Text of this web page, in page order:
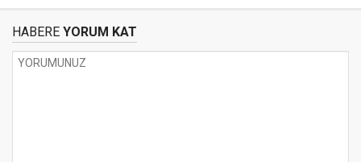
HABERE YORUM KAT